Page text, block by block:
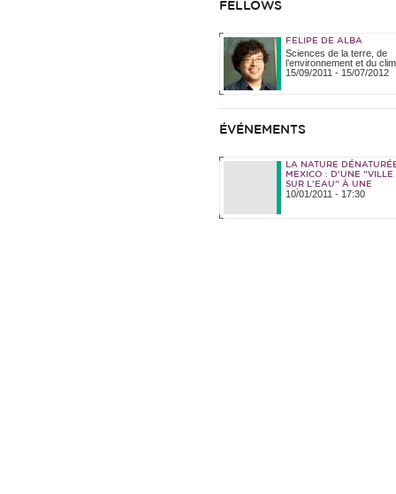
FELLOWS
FELIPE DE ALBA
Sciences de la terre, de
l’environnement et du
15/09/2011 - 15/07/2012
ÉVÉNEMENTS
LA NATURE
MEXICO : D'UNE "VILLE
SUR L'EAU" À UNE
MÉTROPOLE EN VOIE
10/01/2011 - 17:30